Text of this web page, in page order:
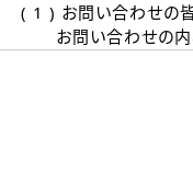
( 1 ) お問い合わせの
お問い合わせの内
本登録に関するご